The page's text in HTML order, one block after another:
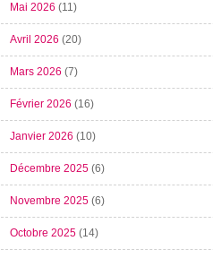
Mai 2026 (11)
Avril 2026 (20)
Mars 2026 (7)
Février 2026 (16)
Janvier 2026 (10)
Décembre 2025 (6)
Novembre 2025 (6)
Octobre 2025 (14)